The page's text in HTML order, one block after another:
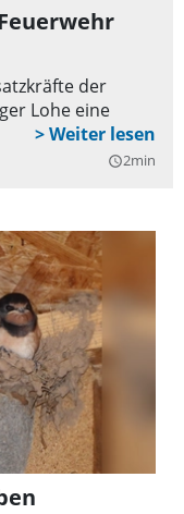
der
Lohe eine
query_builder2min